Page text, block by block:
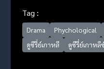
Tag :
Drama Phychological
ดูซีรี่ย์เกาหลี
ดูซีรี่ย์เกาหลี